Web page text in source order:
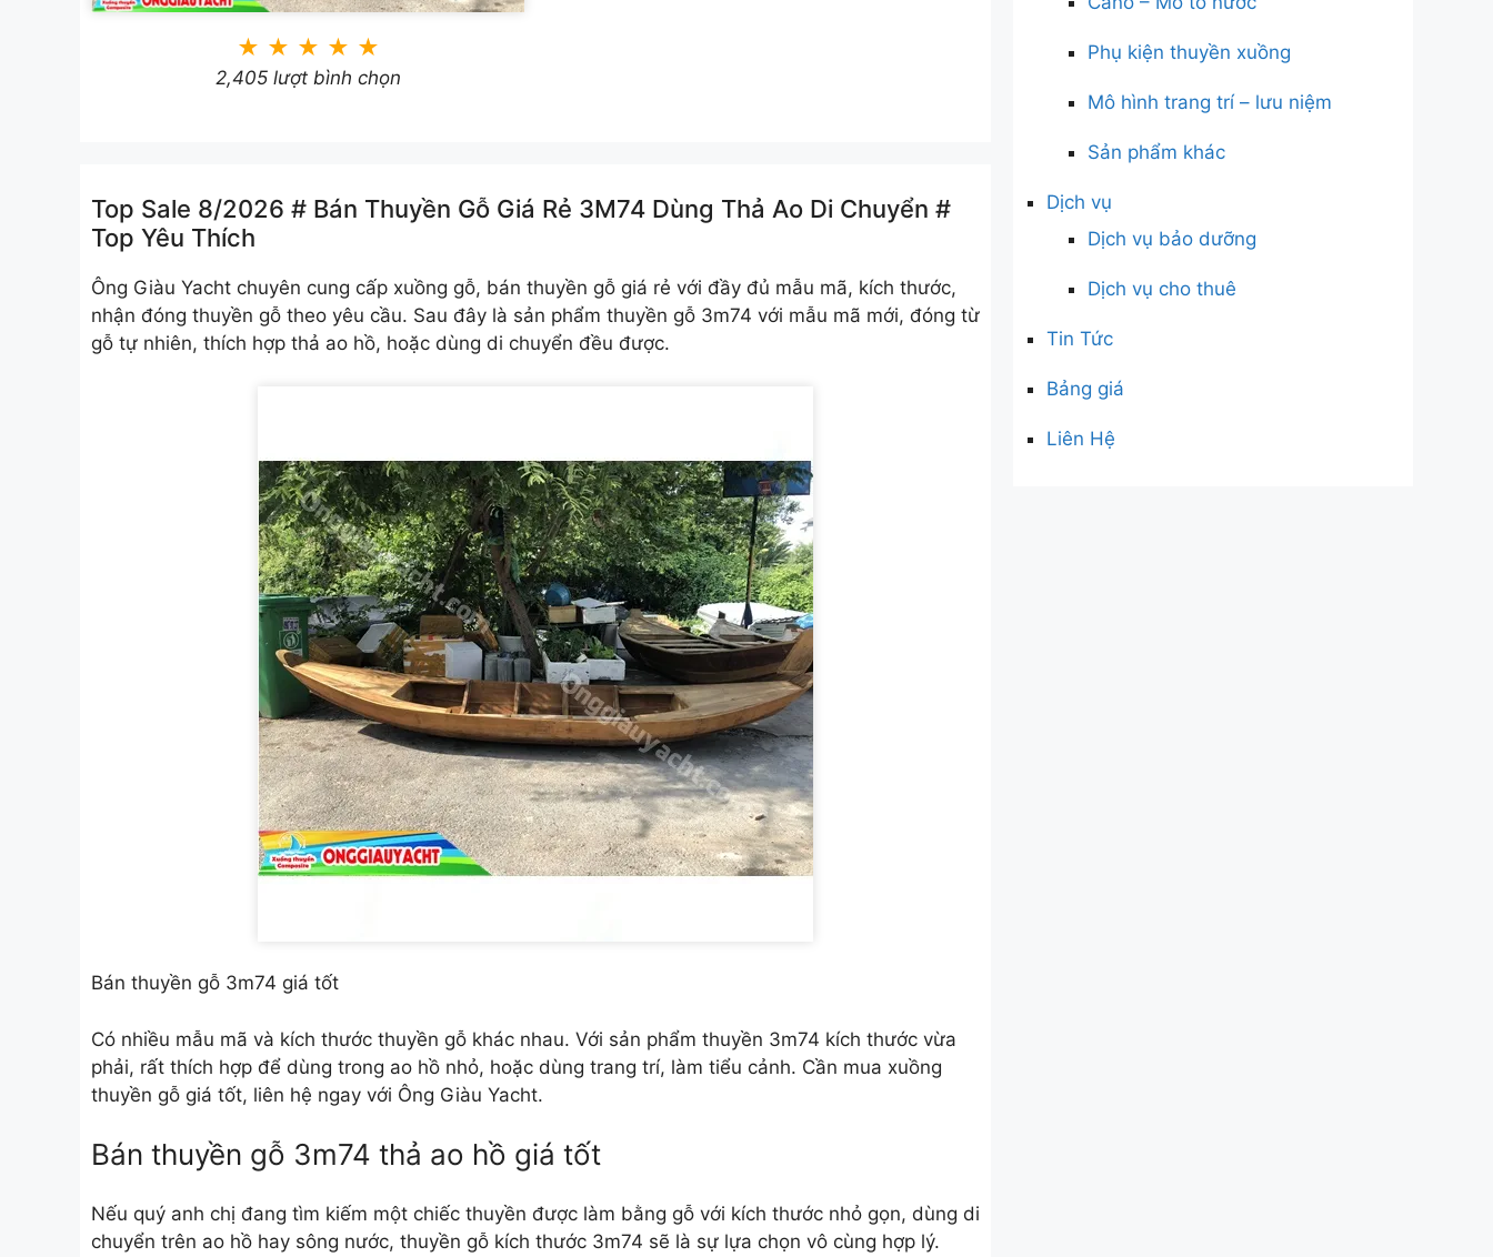
★ ★ ★ ★ ★
2,405 lượt bình chọn
Top Sale 8/2026 # Bán Thuyền Gỗ Giá Rẻ 3M74 Dùng Thả Ao Di Chuyển #
Top Yêu Thích
Ông Giàu Yacht chuyên cung cấp xuồng gỗ, bán thuyền gỗ giá rẻ với đầy đủ mẫu mã, kích thước,
nhận đóng thuyền gỗ theo yêu cầu. Sau đây là sản phẩm thuyền gỗ 3m74 với mẫu mã mới, đóng từ
gỗ tự nhiên, thích hợp thả ao hồ, hoặc dùng di chuyển đều được.
Bán thuyền gỗ 3m74 giá tốt
Có nhiều mẫu mã và kích thước thuyền gỗ khác nhau. Với sản phẩm thuyền 3m74 kích thước vừa
phải, rất thích hợp để dùng trong ao hồ nhỏ, hoặc dùng trang trí, làm tiểu cảnh. Cần mua xuồng
thuyền gỗ giá tốt, liên hệ ngay với Ông Giàu Yacht.
Bán thuyền gỗ 3m74 thả ao hồ giá tốt
Nếu quý anh chị đang tìm kiếm một chiếc thuyền được làm bằng gỗ với kích thước nhỏ gọn, dùng di
chuyển trên ao hồ hay sông nước, thuyền gỗ kích thước 3m74 sẽ là sự lựa chọn vô cùng hợp lý.
Phụ kiện thuyền xuồng
Mô hình trang trí – lưu niệm
Sản phẩm khác
Dịch vụ
Dịch vụ bảo dưỡng
Dịch vụ cho thuê
Tin Tức
Bảng giá
Liên Hệ